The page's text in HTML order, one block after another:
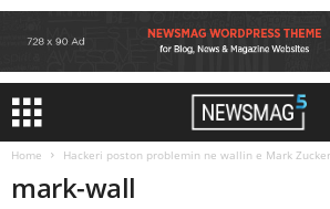
Home Hackeri poston problemin ne wallin e Mark
mark-wall